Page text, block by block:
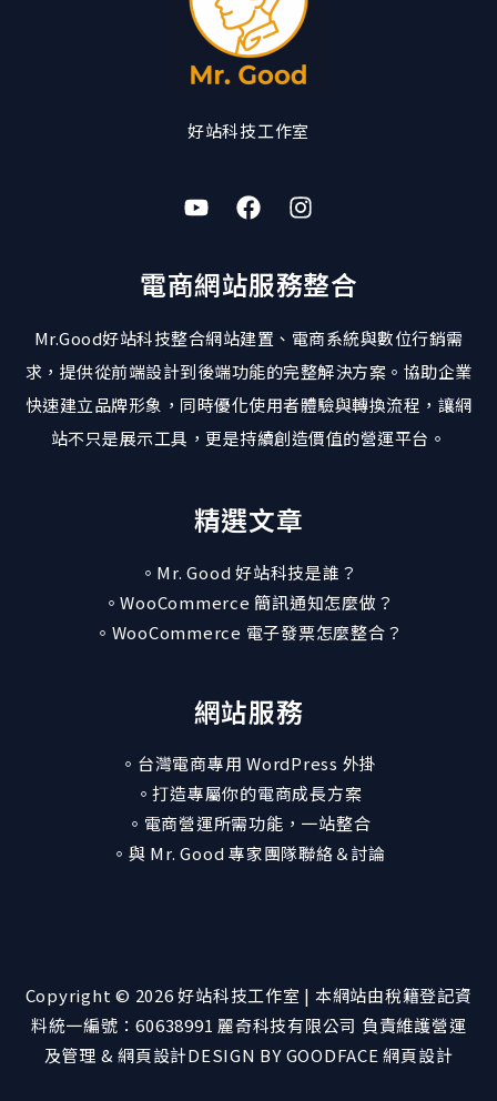
好站科技工作室
電商網站服務整合
Mr.Good好站科技整合網站建置、電商系統與數位行銷需
求，提供從前端設計到後端功能的完整解決方案。協助企業
快速建立品牌形象，同時優化使用者體驗與轉換流程，讓網
站不只是展示工具，更是持續創造價值的營運平台。
精選文章
。Mr. Good 好站科技是誰？
。WooCommerce 簡訊通知怎麼做？
。WooCommerce 電子發票怎麼整合？
網站服務
。台灣電商專用 WordPress 外掛
。打造專屬你的電商成長方案
。電商營運所需功能，一站整合
。與 Mr. Good 專家團隊聯絡＆討論
Copyright © 2026 好站科技工作室 | 本網站由稅籍登記資
料統一編號：60638991 麗奇科技有限公司 負責維護營運
及管理 & 網頁設計DESIGN BY GOODFACE 網頁設計